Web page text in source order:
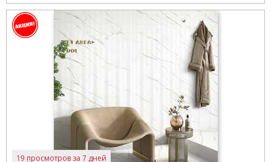
19 просмотров за 7 дней